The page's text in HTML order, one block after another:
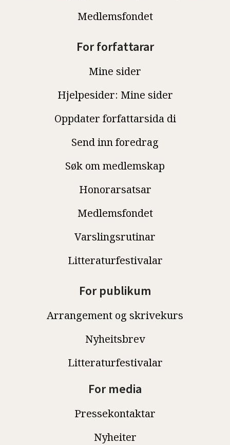
Medlemsfondet
For forfattarar
Mine sider
Hjelpesider: Mine sider
Oppdater forfattarsida di
Send inn foredrag
Søk om medlemskap
Honorarsatsar
Medlemsfondet
Varslingsrutinar
Litteraturfestivalar
For publikum
Arrangement og skrivekurs
Nyheitsbrev
Litteraturfestivalar
For media
Pressekontaktar
Nyheiter